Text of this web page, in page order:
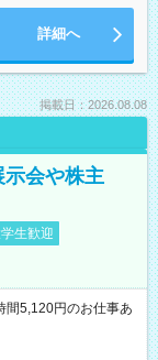
詳細へ
掲載日：2026.08.08
示会や株主
生歓迎
5,120円のお仕事あ